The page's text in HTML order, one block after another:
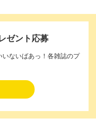
ゼント応募
ないばあっ！各雑誌のプ